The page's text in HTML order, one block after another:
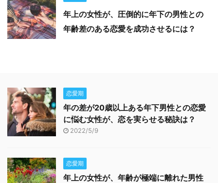
年上の女性が、圧倒的に年下の男性との
年齢差のある恋愛を成功させるには？
恋愛期
年の差が20歳以上ある年下男性との恋愛
に悩む女性が、恋を実らせる秘訣は？
2022/5/9
恋愛期
年上の女性が、年齢が極端に離れた男性